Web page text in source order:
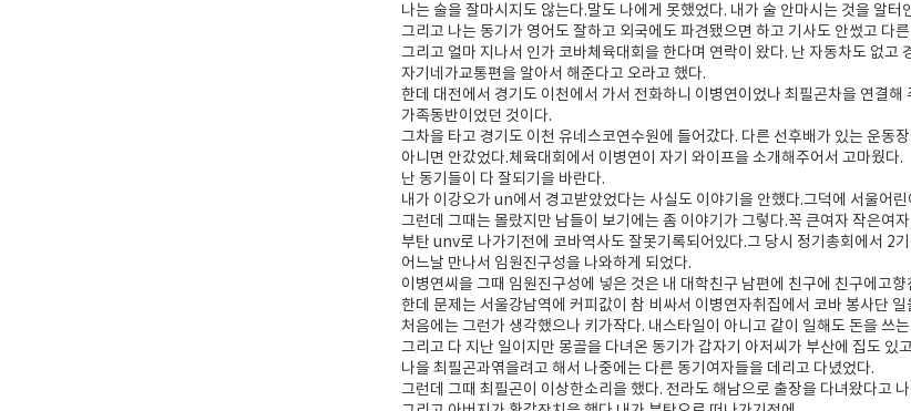
나는 술을 잘마시지도 않는다.말도 나에게 못했었다. 내가 술 안마시는 것을 알터
그리고 나는 동기가 영어도 잘하고 외국에도 파견됐으면 하고 기사도 안썼고 다
그리고 얼마 지나서 인가 코바체육대회을 한다며 연락이 왔다. 난 자동차도 없
자기네가교통편을 알아서 해준다고 오라고 했다.
한데 대전에서 경기도 이천에서 가서 전화하니 이병연이었나 최필곤차을 연결
가족동반이었던 것이다.
그차을 타고 경기도 이천 유네스코연수원에 들어갔다. 다른 선후배가 있는 운
아니면 안갔었다.체육대회에서 이병연이 자기 와이프을 소개해주어서 고마웠다.
난 동기들이 다 잘되기을 바란다.
내가 이강오가 un에서 경고받았었다는 사실도 이야기을 안했다.그덕에 서울어
그런데 그때는 몰랐지만 남들이 보기에는 좀 이야기가 그렇다.꼭 큰여자 작은여
부탄 unv로 나가기전에 코바역사도 잘못기록되어있다.그 당시 정기총회에서 2
어느날 만나서 임원진구성을 나와하게 되었다.
이병연씨을 그때 임원진구성에 넣은 것은 내 대학친구 남편에 친구에 친구에고향
한데 문제는 서울강남역에 커피값이 참 비싸서 이병연자취집에서 코바 봉사단
처음에는 그런가 생각했으나 키가작다. 내스타일이 아니고 같이 일해도 돈을 쓰
그리고 다 지난 일이지만 몽골을 다녀온 동기가 갑자기 아저씨가 부산에 집도 있
나을 최필곤과엮을려고 해서 나중에는 다른 동기여자들을 데리고 다녔었다.
그런데 그때 최필곤이 이상한소리을 했다. 전라도 해남으로 출장을 다녀왔다고